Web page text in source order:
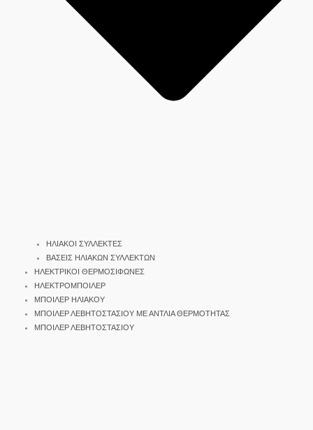
ΗΛΙΑΚΟΙ ΣΥΛΛΕΚΤΕΣ
ΒΑΣΕΙΣ ΗΛΙΑΚΩΝ ΣΥΛΛΕΚΤΩΝ
ΗΛΕΚΤΡΙΚΟΙ ΘΕΡΜΟΣΙΦΩΝΕΣ
ΗΛΕΚΤΡΟΜΠΟΙΛΕΡ
ΜΠΟΙΛΕΡ ΗΛΙΑΚΟΥ
ΜΠΟΙΛΕΡ ΛΕΒΗΤΟΣΤΑΣΙΟΥ ΜΕ ΑΝΤΛΙΑ ΘΕΡΜΟΤΗΤΑΣ
ΜΠΟΙΛΕΡ ΛΕΒΗΤΟΣΤΑΣΙΟΥ